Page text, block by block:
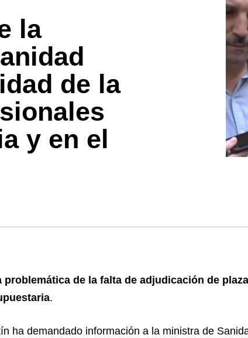
la
de la
y en el
de la falta de adjudicación de
.
ha demandado información a la ministra de